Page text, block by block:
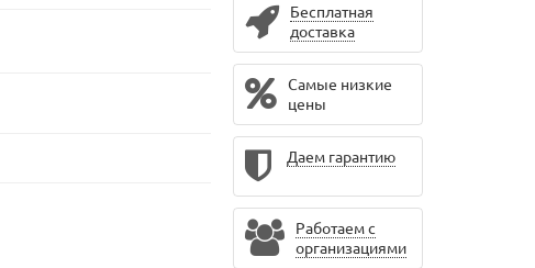
Бесплатная
доставка
Самые низкие
цены
Даем гарантию
Работаем с
организациями